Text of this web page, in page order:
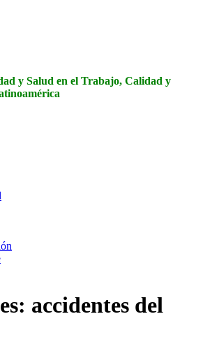
y Salud en el Trabajo, Calidad y
accidentes del